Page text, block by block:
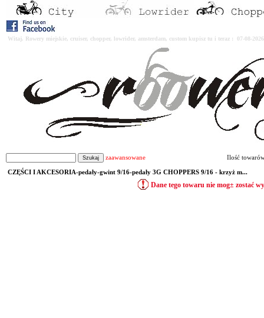
Witaj. Rowery miejskie, cruiser, chopper, lowrider, amsterdam, custom kupisz tu i teraz : 07-08-
zaawansowane Ilość
CZĘŚCI I AKCESORIA-pedały-gwint 9/16-pedały 3G CHOPPERS 9/16 - krzyż m...
Dane tego towaru nie mog± zostać